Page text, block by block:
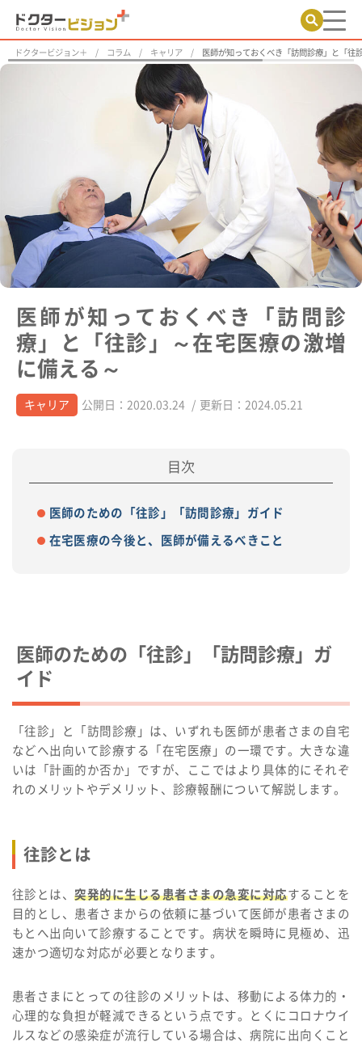
ドクタービジョン＋ コラム キャリア 医師が知っておくべき「訪問診療」と「往
医師が知っておくべき「訪問診
療」と「往診」～在宅医療の激増
に備える～
キャリア 公開日：2020.03.24 / 更新日：2024.05.21
医師のための「往診」「訪問診療」ガイド
在宅医療の今後と、医師が備えるべきこと
医師のための「往診」「訪問診療」ガ
イド
「往診」と「訪問診療」は、いずれも医師が患者さまの自宅
などへ出向いて診療する「在宅医療」の一環です。大きな違
いは「計画的か否か」ですが、ここではより具体的にそれぞ
れのメリットやデメリット、診療報酬について解説します。
往診とは
往診とは、突発的に生じる患者さまの急変に対応することを
目的とし、患者さまからの依頼に基づいて医師が患者さまの
もとへ出向いて診療することです。病状を瞬時に見極め、迅
速かつ適切な対応が必要となります。
患者さまにとっての往診のメリットは、移動による体力的・
心理的な負担が軽減できるという点です。とくにコロナウイ
ルスなどの感染症が流行している場合は、病院に出向くこと